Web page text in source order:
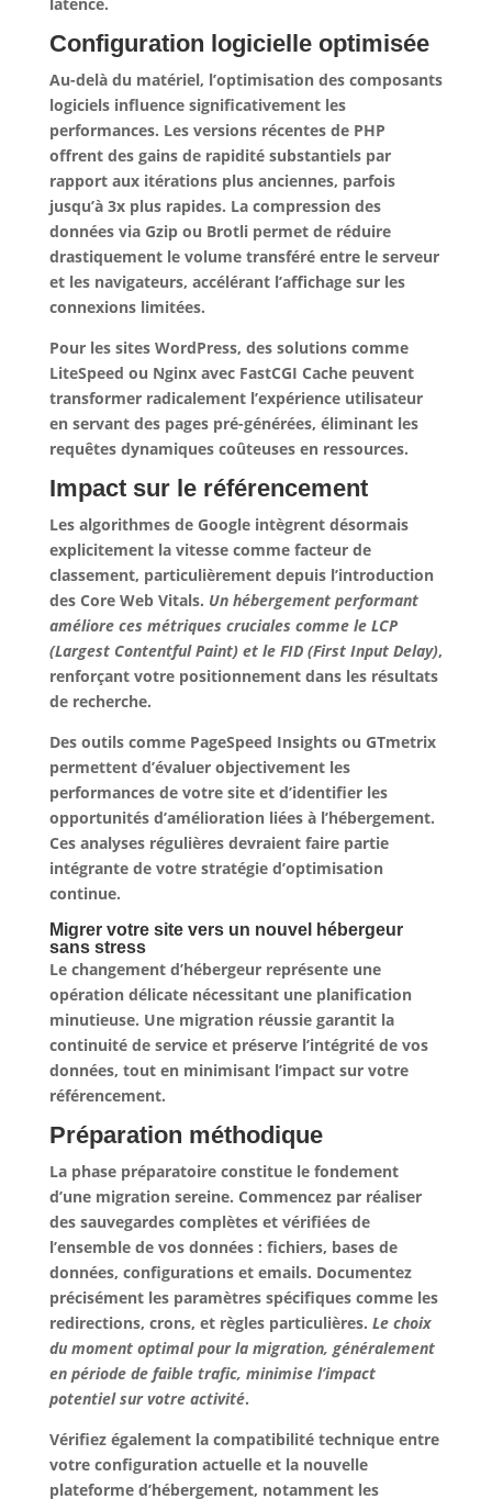
Configuration logicielle optimisée
Au-delà du matériel, l’optimisation des composants
logiciels influence significativement les
performances. Les versions récentes de PHP
offrent des gains de rapidité substantiels par
rapport aux itérations plus anciennes, parfois
jusqu’à 3x plus rapides. La compression des
données via Gzip ou Brotli permet de réduire
drastiquement le volume transféré entre le serveur
et les navigateurs, accélérant l’affichage sur les
connexions limitées.
Pour les sites WordPress, des solutions comme
LiteSpeed ou Nginx avec FastCGI Cache peuvent
transformer radicalement l’expérience utilisateur
en servant des pages pré-générées, éliminant les
requêtes dynamiques coûteuses en ressources.
Impact sur le référencement
Les algorithmes de Google intègrent désormais
explicitement la vitesse comme facteur de
classement, particulièrement depuis l’introduction
des Core Web Vitals. Un hébergement performant
améliore ces métriques cruciales comme le LCP
(Largest Contentful Paint) et le FID (First Input Delay),
renforçant votre positionnement dans les résultats
de recherche.
Des outils comme PageSpeed Insights ou GTmetrix
permettent d’évaluer objectivement les
performances de votre site et d’identifier les
opportunités d’amélioration liées à l’hébergement.
Ces analyses régulières devraient faire partie
intégrante de votre stratégie d’optimisation
continue.
Migrer votre site vers un nouvel hébergeur
sans stress
Le changement d’hébergeur représente une
opération délicate nécessitant une planification
minutieuse. Une migration réussie garantit la
continuité de service et préserve l’intégrité de vos
données, tout en minimisant l’impact sur votre
référencement.
Préparation méthodique
La phase préparatoire constitue le fondement
d’une migration sereine. Commencez par réaliser
des sauvegardes complètes et vérifiées de
l’ensemble de vos données : fichiers, bases de
données, configurations et emails. Documentez
précisément les paramètres spécifiques comme les
redirections, crons, et règles particulières. Le choix
du moment optimal pour la migration, généralement
en période de faible trafic, minimise l’impact
potentiel sur votre activité.
Vérifiez également la compatibilité technique entre
votre configuration actuelle et la nouvelle
plateforme d’hébergement, notamment les